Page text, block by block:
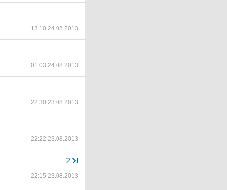
13:10 24.08.2013
01:03 24.08.2013
22:30 23.08.2013
22:22 23.08.2013
... 2
22:15 23.08.2013